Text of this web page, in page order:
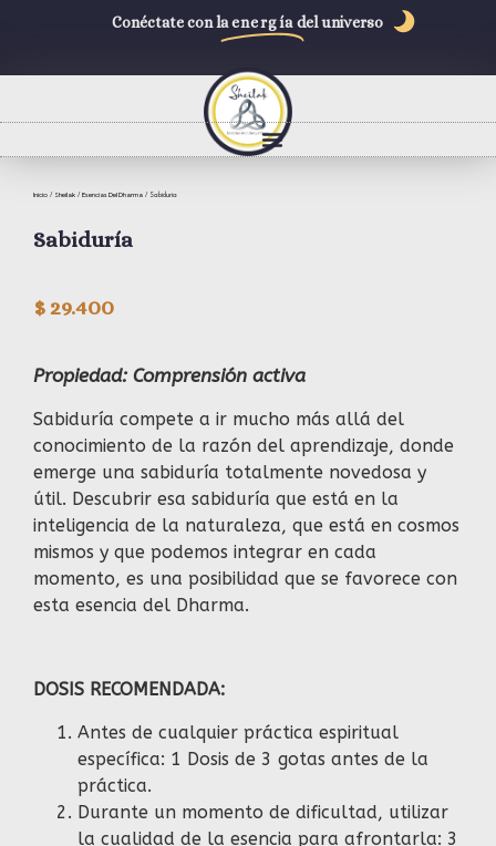
Conéctate con la energía del universo
Inicio / Sheilak / Esencias Del Dharma / Sabiduría
Sabiduría
$29.400
Propiedad: Comprensión activa
Sabiduría compete a ir mucho más allá del
conocimiento de la razón del aprendizaje, donde
emerge una sabiduría totalmente novedosa y
útil. Descubrir esa sabiduría que está en la
inteligencia de la naturaleza, que está en cosmos
mismos y que podemos integrar en cada
momento, es una posibilidad que se favorece con
esta esencia del Dharma.
DOSIS RECOMENDADA:
Antes de cualquier práctica espiritual
específica: 1 Dosis de 3 gotas antes de la
práctica.
Durante un momento de dificultad, utilizar
la cualidad de la esencia para afrontarla: 3